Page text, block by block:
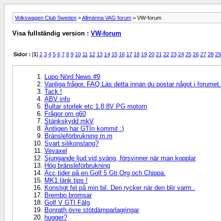
Volkswagen Club Sweden >Allmänna VAG forum > VW-forum
Visa fullständig version : VW-forum
Sidor : [1] 2 3 4 5 6 7 8 9 10 11 12 13 14 15 16 17 18 19 20 21 22 23 24 25 26 27 28 29
Lupo Nörd News #9
Vanliga frågor. FAQ Läs detta innan du postar något i forumet.
Tack !
ABV info
Bultar storlek etc 1.8 8V PG motorn
Frågor om g60
Stänkskydd mkV
Äntligen har GTIn kommit :)
Bränsleförbrukning m.m
Svart silikonslang?
Vevaxel
Sjungande ljud vid sväng, försvinner när man kopplar
Hög bränsleförbrukning
Acc tider på en Golf 5 Gti Org och Chippa.
MK1 länk tips !
Konstigt fel på min bil. Den rycker när den blir varm..
Brembo bromsar
Golf V GTI Fälg
Bonrath övre stötdämparlagringar
hugger?